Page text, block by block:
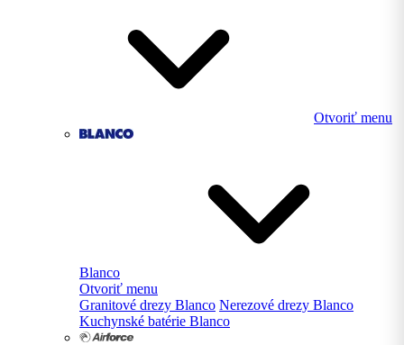
Otvoriť menu
Blanco
Otvoriť menu
Granitové drezy Blanco Nerezové drezy Blanco
Kuchynské batérie Blanco